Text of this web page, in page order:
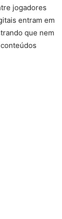
jogadores
entram em
que nem